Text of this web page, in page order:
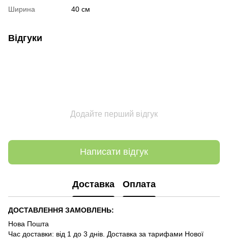
Ширина
40 см
Відгуки
Додайте перший відгук
Написати відгук
Доставка Оплата
ДОСТАВЛЕННЯ ЗАМОВЛЕНЬ:
Нова Пошта
Час доставки: від 1 до 3 днів. Доставка за тарифами Нової